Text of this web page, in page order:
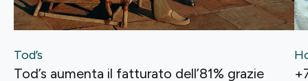
Tod’s
Tod’s aumenta il fatturato dell’81% grazie